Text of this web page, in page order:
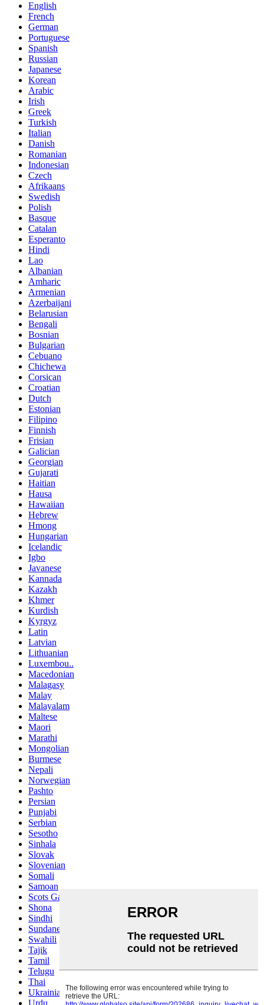
English
French
German
Portuguese
Spanish
Russian
Japanese
Korean
Arabic
Irish
Greek
Turkish
Italian
Danish
Romanian
Indonesian
Czech
Afrikaans
Swedish
Polish
Basque
Catalan
Esperanto
Hindi
Lao
Albanian
Amharic
Armenian
Azerbaijani
Belarusian
Bengali
Bosnian
Bulgarian
Cebuano
Chichewa
Corsican
Croatian
Dutch
Estonian
Filipino
Finnish
Frisian
Galician
Georgian
Gujarati
Haitian
Hausa
Hawaiian
Hebrew
Hmong
Hungarian
Icelandic
Igbo
Javanese
Kannada
Kazakh
Khmer
Kurdish
Kyrgyz
Latin
Latvian
Lithuanian
Luxembou..
Macedonian
Malagasy
Malay
Malayalam
Maltese
Maori
Marathi
Mongolian
Burmese
Nepali
Norwegian
Pashto
Persian
Punjabi
Serbian
Sesotho
Sinhala
Slovak
Slovenian
Somali
Samoan
Scots Gaelic
Shona
Sindhi
Sundanese
Swahili
Tajik
Tamil
Telugu
Thai
Ukrainian